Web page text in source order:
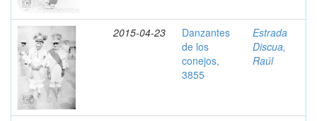
2015-04-23
Danzantes
de los
conejos,
3855
Estrada
Discua,
Raúl